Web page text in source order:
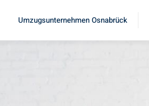
Umzugsunternehmen Osnabrück